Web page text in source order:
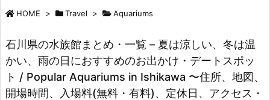
HOME > Travel > Aquariums
石川県の水族館まとめ・一覧 – 夏は涼しい、冬は温
かい、雨の日におすすめのお出かけ・デートスポッ
ト / Popular Aquariums in Ishikawa 〜住所、地図、
開場時間、入場料(無料・有料)、定休日、アクセス・